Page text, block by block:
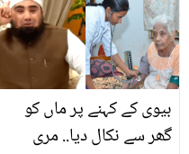
بار دل کے راز کھول دیے
بیوی کے کہنے پر ماں کو
گھر سے نکال دیا.. مری